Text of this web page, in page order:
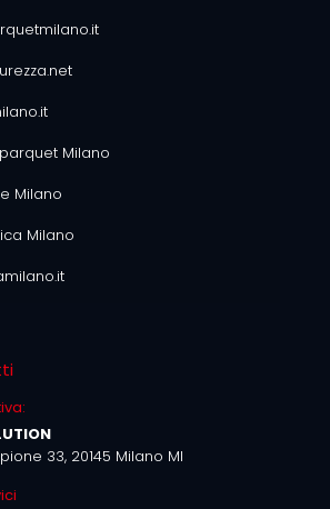
Milano
Milano
Milano
33, 20145 Milano MI